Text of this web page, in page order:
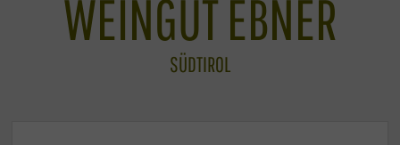
WEINGUT EBNER
SÜDTIROL